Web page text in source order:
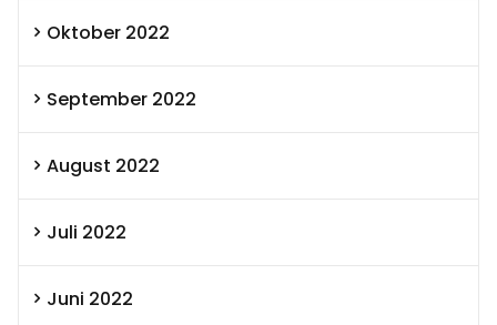
Oktober 2022
September 2022
August 2022
Juli 2022
Juni 2022